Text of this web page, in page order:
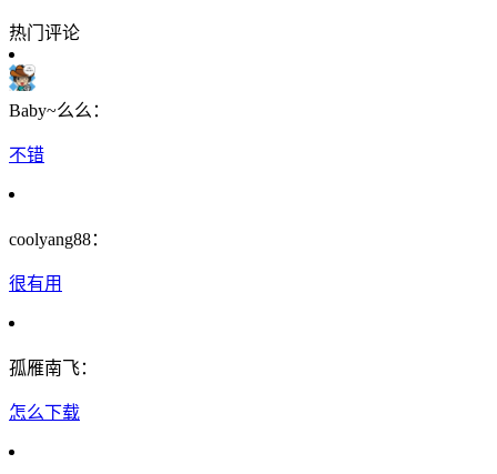
热门评论
Baby~么么：
不错
coolyang88：
很有用
孤雁南飞：
怎么下载